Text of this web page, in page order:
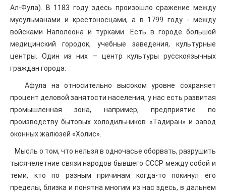
Ал-Фула). В 1183 году здесь произошло сражение между
мусульманами и крестоносцами, а в 1799 году - между
войсками Наполеона и турками. Есть в городе большой
медицинский городок, учебные заведения, культурные
центры. Один из них – центр культуры русскоязычных
граждан города.
Афула на относительно высоком уровне сохраняет
процент деловой занятости населения, у нас есть развитая
промышленная зона, например, предприятие по
производству бытовых холодильников «Тадиран» и завод
оконных жалюзей «Холис».
Мысль о том, что нельзя в одночасье оборвать, разрушить
тысячелетние связи народов бывшего СССР между собой и
теми, кто по разным причинам когда-то покинул его
пределы, близка и понятна многим из нас здесь, в дальнем